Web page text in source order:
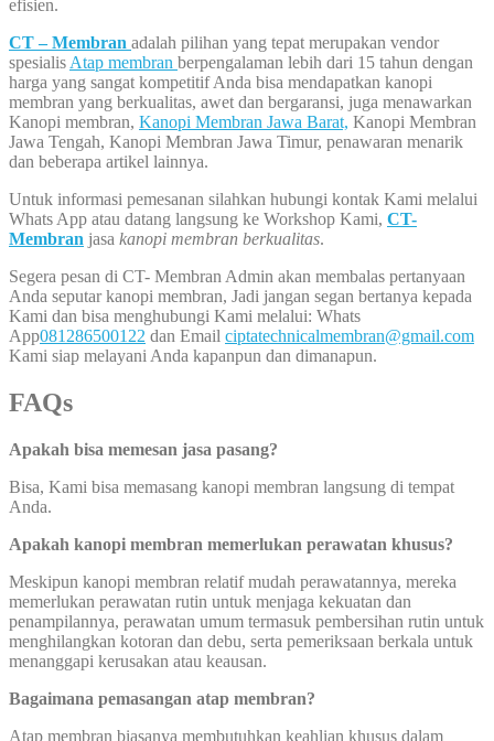
efisien.
CT – Membran adalah pilihan yang tepat merupakan vendor
spesialis Atap membran berpengalaman lebih dari 15 tahun dengan
harga yang sangat kompetitif Anda bisa mendapatkan kanopi
membran yang berkualitas, awet dan bergaransi, juga menawarkan
Kanopi membran, Kanopi Membran Jawa Barat, Kanopi Membran
Jawa Tengah, Kanopi Membran Jawa Timur, penawaran menarik
dan beberapa artikel lainnya.
Untuk informasi pemesanan silahkan hubungi kontak Kami melalui
Whats App atau datang langsung ke Workshop Kami, CT-
Membran jasa kanopi membran berkualitas.
Segera pesan di CT- Membran Admin akan membalas pertanyaan
Anda seputar kanopi membran, Jadi jangan segan bertanya kepada
Kami dan bisa menghubungi Kami melalui: Whats
App081286500122 dan Email ciptatechnicalmembran@gmail.com
Kami siap melayani Anda kapanpun dan dimanapun.
FAQs
Apakah bisa memesan jasa pasang?
Bisa, Kami bisa memasang kanopi membran langsung di tempat
Anda.
Apakah kanopi membran memerlukan perawatan khusus?
Meskipun kanopi membran relatif mudah perawatannya, mereka
memerlukan perawatan rutin untuk menjaga kekuatan dan
penampilannya, perawatan umum termasuk pembersihan rutin untuk
menghilangkan kotoran dan debu, serta pemeriksaan berkala untuk
menanggapi kerusakan atau keausan.
Bagaimana pemasangan atap membran?
Atap membran biasanya membutuhkan keahlian khusus dalam